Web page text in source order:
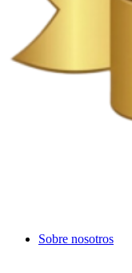
Sobre nosotros